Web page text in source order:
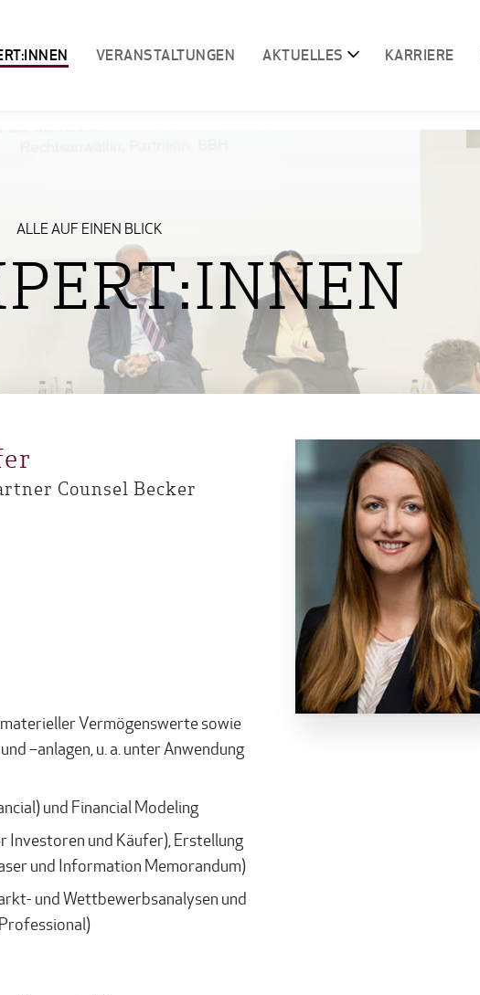
VERANSTALTUNGEN AKTUELLES KARRIERE
ALLE AUF EINEN BLICK
Counsel Becker
Vermögenswerte sowie
–anlagen, u. a. unter Anwendung
und Financial Modeling
Investoren und Käufer), Erstellung
und Information Memorandum)
und Wettbewerbsanalysen und